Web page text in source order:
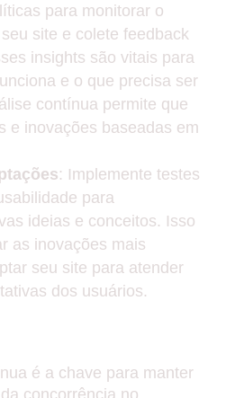
para monitorar o
site e colete feedback
insights são vitais para
e o que precisa ser
contínua permite que
e inovações baseadas em
: Implemente testes
para
ideias e conceitos. Isso
as inovações mais
seu site para atender
dos usuários.
é a chave para manter
concorrência no